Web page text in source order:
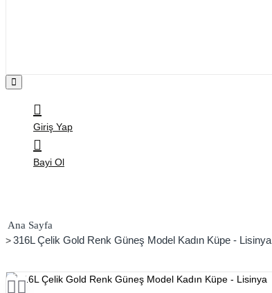
Giriş Yap
Bayi Ol
316L Çelik Gold Renk Güneş Model Kadın Küpe - Lisinya